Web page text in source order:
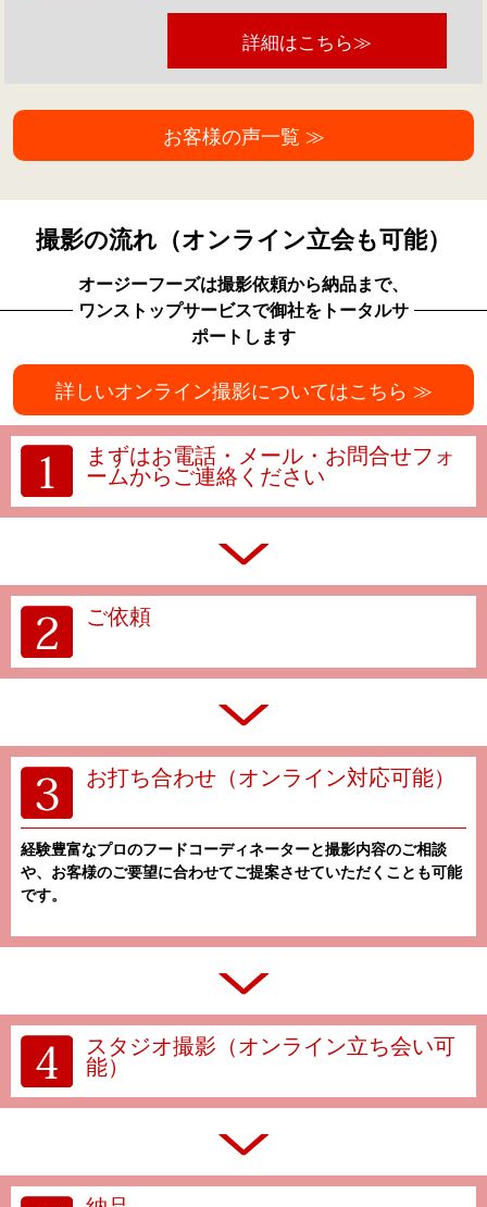
詳細はこちら≫
お客様の声一覧 ≫
撮影の流れ（オンライン立会も可能）
オージーフーズは撮影依頼から納品まで、
ワンストップサービスで御社をトータルサ
ポートします
詳しいオンライン撮影についてはこちら ≫
まずはお電話・メール・お問合せフォ
ームからご連絡ください
ご依頼
お打ち合わせ（オンライン対応可能）
経験豊富なプロのフードコーディネーターと撮影内容のご相談
や、お客様のご要望に合わせてご提案させていただくことも可能
です。
スタジオ撮影（オンライン立ち会い可
能）